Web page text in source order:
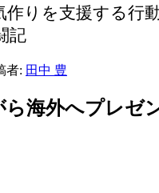
作りを支援する行
記
者: 田中 豊
ら海外へプレゼ